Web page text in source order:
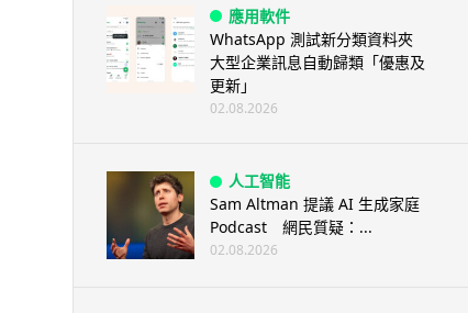
應用軟件
WhatsApp 測試新分類資料夾
大型企業訊息自動歸類「優惠及
更新」
02.08.2026
人工智能
Sam Altman 提議 AI 生成家庭
Podcast 網民質疑：...
02.08.2026